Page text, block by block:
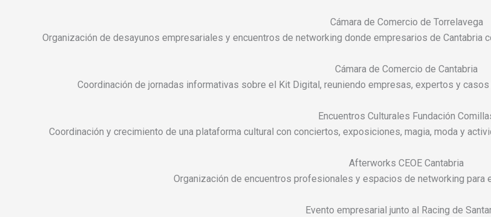
Cámara de Comercio de Torrelavega
Organización de desayunos empresariales y encuentros de networking donde empresarios de Cantabria
Cámara de Comercio de Cantabria
Coordinación de jornadas informativas sobre el Kit Digital, reuniendo empresas, expertos y
Encuentros Culturales Fundación
Coordinación y crecimiento de una plataforma cultural con conciertos, exposiciones, magia, moda y
Afterworks CEOE Cantabria
Organización de encuentros profesionales y espacios de networking para
Evento empresarial junto al Racing de